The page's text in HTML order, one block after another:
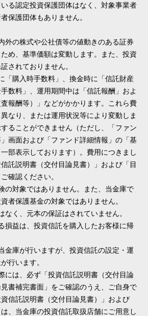
る認定投資保護団体はなく、対象事業者
保護団体もありません。
外の株式や公社債等の値動きのある証券
め、基準価額は変動します。また、投資
されておりません。
「購入時手数料」、換金時に「信託財産
数料」、運用期間中は「信託報酬」およ
報酬等）」などがかかります。これら費
なり、または運用状況等により変動しま
ることができません（ただし、「ファン
画面および「ファンド詳細情報」の「基
部表示しております）。費用につきまし
託説明書（交付目論見書）」および「目
確認ください。
の対象ではありません。また、当金庫で
者保護基金の対象ではありません。
なく、元本の保証はされていません。
損益は、投資信託を購入したお客様に帰
金庫が行いますが、投資信託の設定・運
行います。
には、必ず「投資信託説明書（交付目論
書補完書面」をご確認のうえ、ご自身で
信託説明書（交付目論見書）」および
は、当金庫の投資信託取扱店舗にご用意し